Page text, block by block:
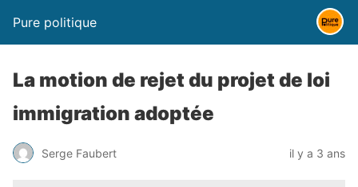
Pure politique
La motion de rejet du projet de loi
immigration adoptée
Serge Faubert il y a 3 ans